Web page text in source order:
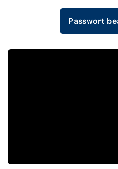
Passwort